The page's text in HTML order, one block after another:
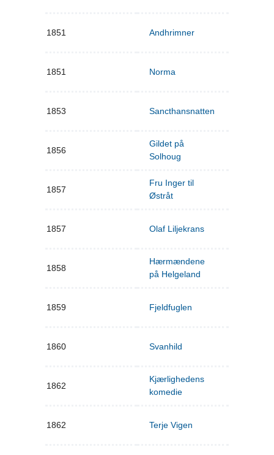
1851 Andhrimner
1851 Norma
1853 Sancthansnatten
1856
Gildet på
Solhoug
1857
Fru Inger til
Østråt
1857 Olaf Liljekrans
1858
Hærmændene
på Helgeland
1859 Fjeldfuglen
1860 Svanhild
1862
Kjærlighedens
komedie
1862 Terje Vigen